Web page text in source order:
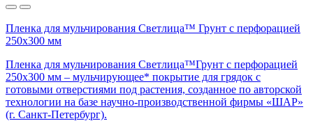
Пленка для мульчирования Светлица™ Грунт с перфорацией
250х300 мм
Пленка для мульчирования Светлица™Грунт с перфорацией
250х300 мм – мульчирующее* покрытие для грядок с
готовыми отверстиями под растения, созданное по авторской
технологии на базе научно-производственной фирмы «ШАР»
(г. Санкт-Петербург).